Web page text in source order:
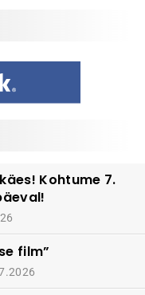
Kohtume 7.
film”